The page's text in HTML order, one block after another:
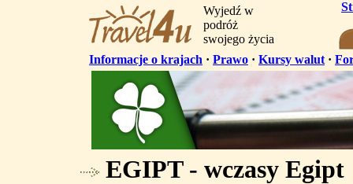
Wyjedź w
podróż
swojego życia
Informacje o krajach · Prawo · Kursy walut ·
EGIPT - wczasy Egipt